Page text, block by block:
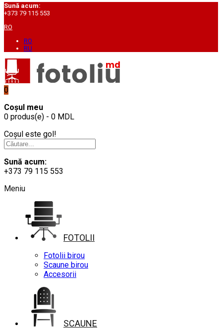
Sună acum:
+373 79 115 553
RO
RO
RU
0
Coșul meu
0 produs(e) - 0 MDL
Coșul este gol!
Sună acum:
+373 79 115 553
Meniu
FOTOLII
Fotolii birou
Scaune birou
Accesorii
SCAUNE